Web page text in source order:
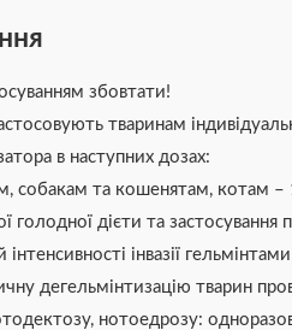
збовтати!
тваринам
в наступних дозах:
собакам та кошенятам, котам –
голодної дієти та
інтенсивності інвазії
дегельмінтизацію тварин
нотоедрозу: